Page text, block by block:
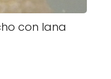
con lana